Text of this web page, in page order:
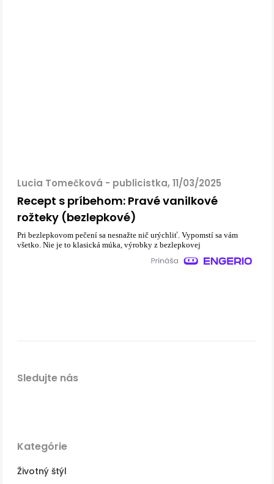
Lucia Tomečková - publicistka, 11/03/2025
Recept s príbehom: Pravé vanilkové
rožteky (bezlepkové)
Pri bezlepkovom pečení sa nesnažte nič urýchliť. Vypomstí sa vám
všetko. Nie je to klasická múka, výrobky z bezlepkovej
Kategórie
Životný štýl
Sledujte nás